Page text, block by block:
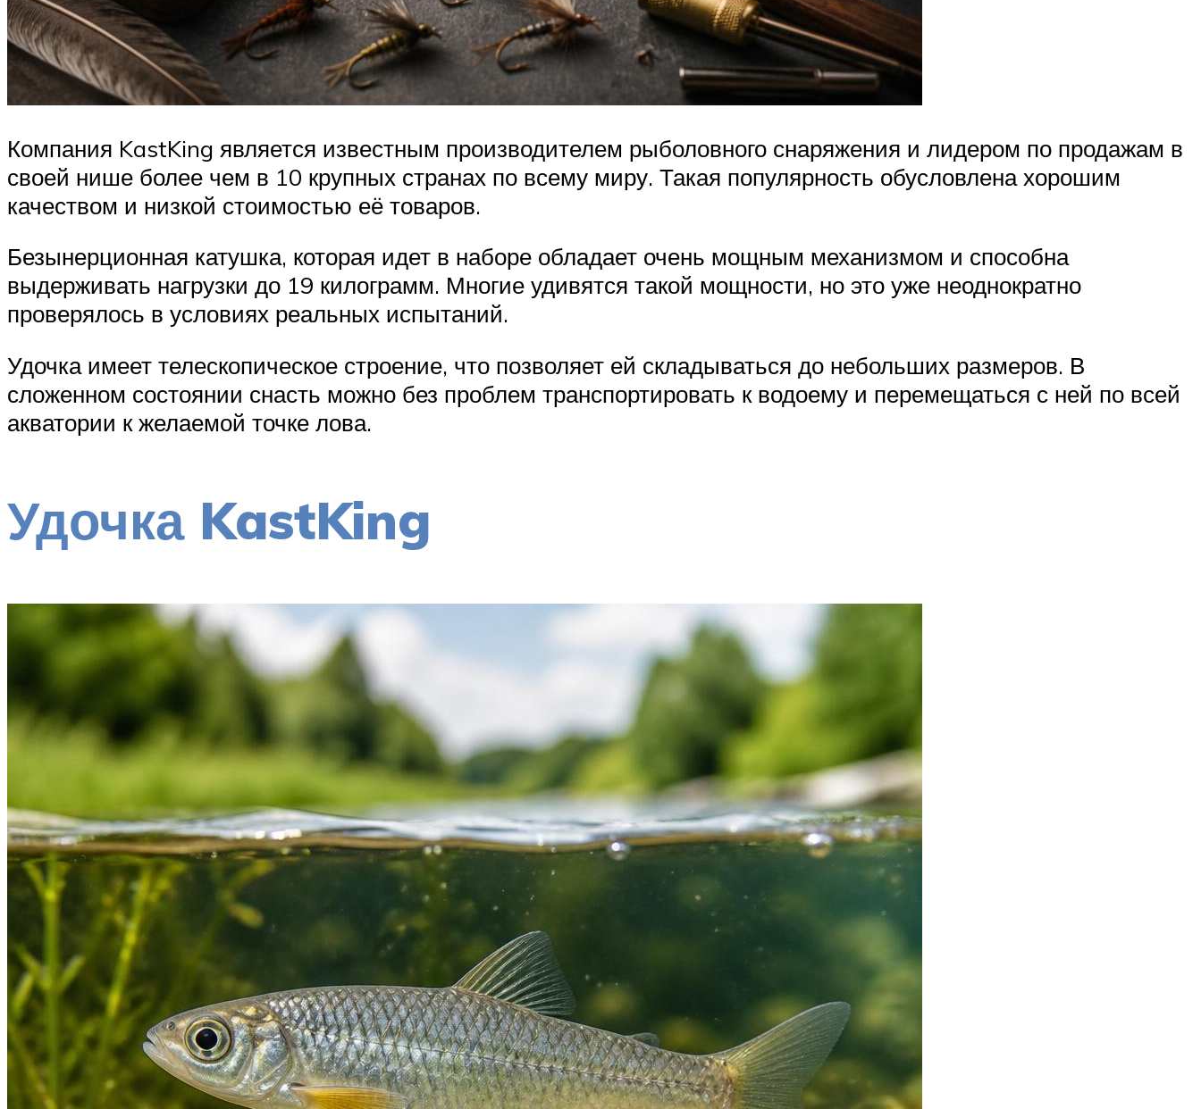
Компания KastKing является известным производителем рыболовного снаряжения и лидером по продажам в
своей нише более чем в 10 крупных странах по всему миру. Такая популярность обусловлена хорошим
качеством и низкой стоимостью её товаров.
Безынерционная катушка, которая идет в наборе обладает очень мощным механизмом и способна
выдерживать нагрузки до 19 килограмм. Многие удивятся такой мощности, но это уже неоднократно
проверялось в условиях реальных испытаний.
Удочка имеет телескопическое строение, что позволяет ей складываться до небольших размеров. В
сложенном состоянии снасть можно без проблем транспортировать к водоему и перемещаться с ней по всей
акватории к желаемой точке лова.
Удочка KastKing